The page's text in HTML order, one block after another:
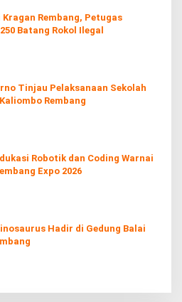
Kragan Rembang, Petugas
Batang Rokol Ilegal
Tinjau Pelaksanaan Sekolah
Rembang
Robotik dan Coding Warnai
Expo 2026
Hadir di Gedung Balai